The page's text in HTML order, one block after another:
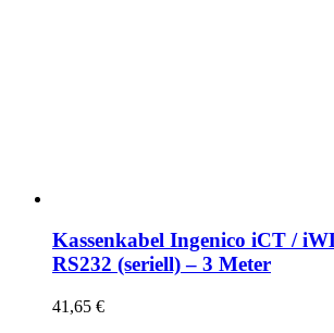
Kassenkabel Ingenico iCT /
RS232 (seriell) – 3 Meter
41,65 €